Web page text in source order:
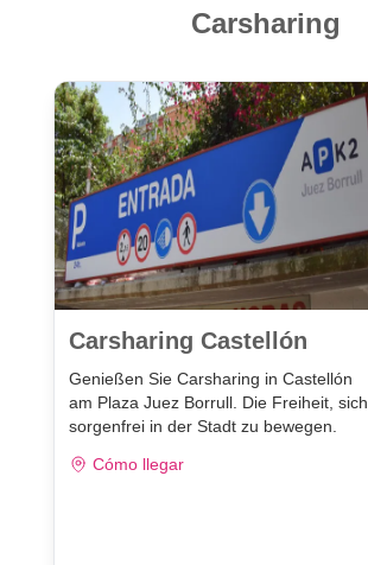
Carsharing
Carsharing Castellón
Genießen Sie Carsharing in Castellón
am Plaza Juez Borrull. Die Freiheit, sich
sorgenfrei in der Stadt zu bewegen.
Cómo llegar